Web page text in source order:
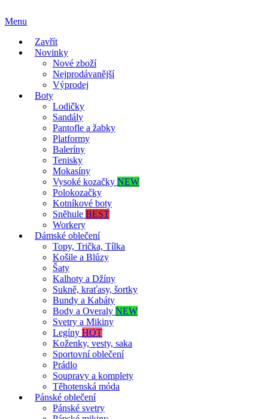
Menu
Zavřít
Novinky
Nové zboží
Nejprodávanější
Výprodej
Boty
Lodičky
Sandály
Pantofle a žabky
Platformy
Baleríny
Tenisky
Mokasíny
Vysoké kozačky NEW
Polokozačky
Kotníkové boty
Sněhule BEST
Workery
Dámské oblečení
Topy, Trička, Tílka
Košile a Blůzy
Šaty
Kalhoty a Džíny
Sukně, kraťasy, šortky
Bundy a Kabáty
Body a Overaly NEW
Svetry a Mikiny
Legíny HOT
Koženky, vesty, saka
Sportovní oblečení
Prádlo
Soupravy a komplety
Těhotenská móda
Pánské oblečení
Pánské svetry